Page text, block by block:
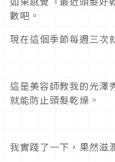
數吧。
現在這個季節每週三次
這是美容師教我的光澤
就能防止頭髮乾燥。
我實踐了一下，果然滋